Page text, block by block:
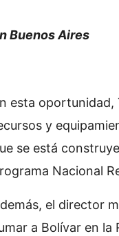
Buenos Aires
esta oportunidad,
y
se está
Nacional
el director
a Bolívar en la